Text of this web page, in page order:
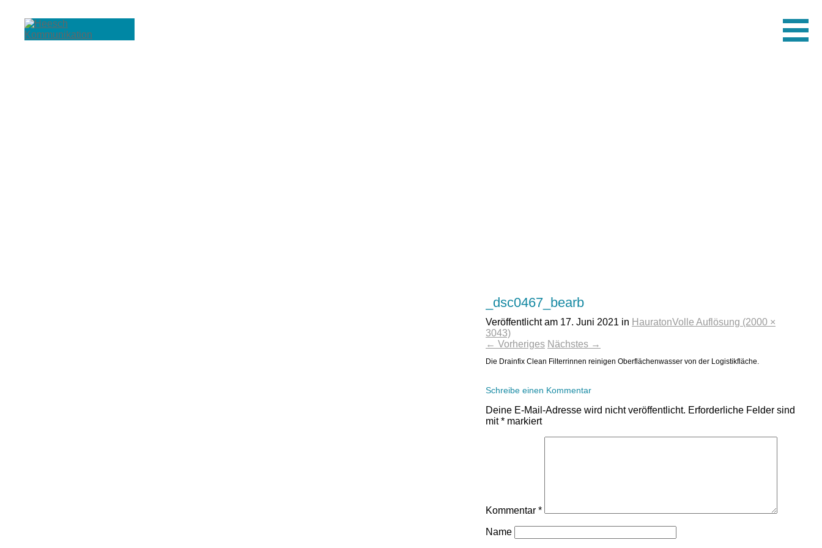
_dsc0467_bearb
Veröffentlicht am 17. Juni 2021 in HauratonVolle Auflösung (2000 ×
3043)
← Vorheriges Nächstes →
Die Drainfix Clean Filterrinnen reinigen Oberflächenwasser von der Logistikfläche.
Schreibe einen Kommentar
Deine E-Mail-Adresse wird nicht veröffentlicht. Erforderliche Felder sind
mit* markiert
Kommentar *
Name